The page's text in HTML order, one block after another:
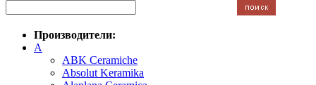
Производители:
A
ABK Ceramiche
Absolut Keramika